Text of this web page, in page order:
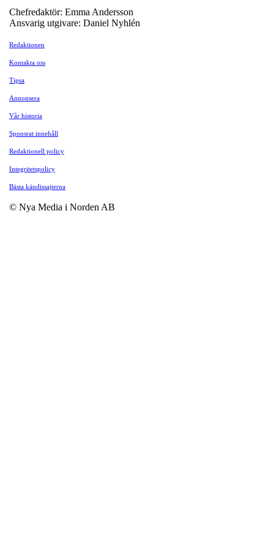
Chefredaktör: Emma Andersson
Ansvarig utgivare: Daniel Nyhlén
Redaktionen
Kontakta oss
Tipsa
Annonsera
Vår historia
Sponsrat innehåll
Redaktionell policy
Integritetspolicy
Bästa kändissajterna
© Nya Media i Norden AB